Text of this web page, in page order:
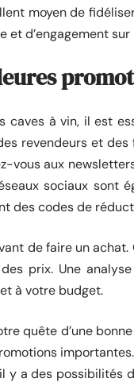
moyen de
et d’engagement
à vin, il est
revendeurs et des
vous aux
sociaux sont
des codes de
de faire un
prix. Une
à votre budget.
quête d’une
y a des possibilités